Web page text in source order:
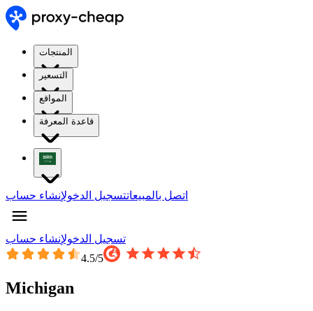
المنتجات
التسعير
المواقع
قاعدة المعرفة
اتصل بالمبيعاتتسجيل الدخولإنشاء حساب
تسجيل الدخولإنشاء حساب
4.5/5
Michigan